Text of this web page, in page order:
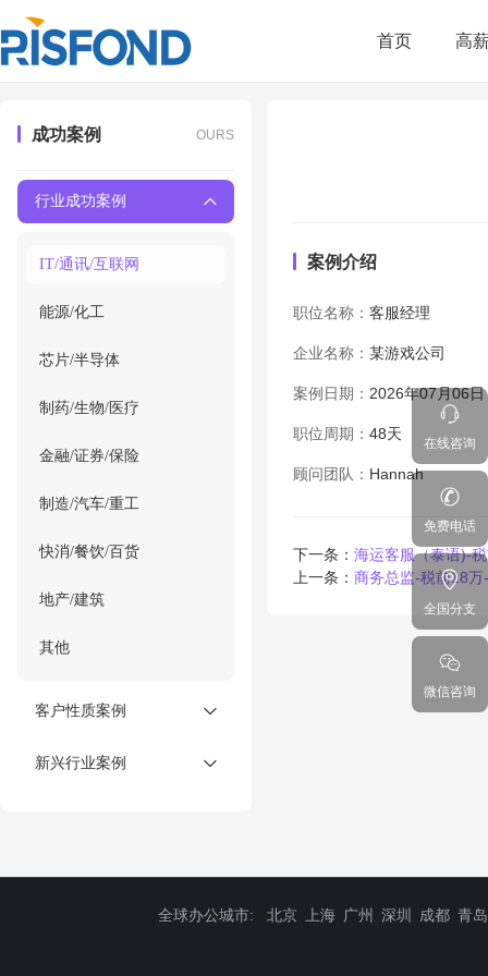
首页 高
成功案例 OURS
行业成功案例
IT/通讯/互联网
能源/化工
芯片/半导体
制药/生物/医疗
金融/证券/保险
制造/汽车/重工
快消/餐饮/百货
地产/建筑
其他
客户性质案例
新兴行业案例
案例介绍
职位名称： 客服经理
企业名称： 某游戏公司
案例日期： 2026年07月06日
职位周期： 48天
顾问团队： Hannah
下一条： 海运客服（泰语)-
上一条： 商务总监-税前18万
全球办公城市: 北京 上海 广州 深圳 成都 青岛
在线咨询
免费电话
全国分支
微信咨询